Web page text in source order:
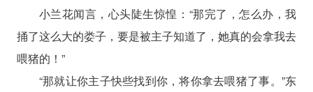
小兰花闻言，心头陡生惊惶：“那完了，怎么办，我
捅了这么大的娄子，要是被主子知道了，她真的会拿我去
喂猪的！”
“那就让你主子快些找到你，将你拿去喂猪了事。”东